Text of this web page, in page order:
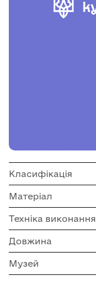
Класифікація
Матеріал
Техніка виконання
Довжина
Музей